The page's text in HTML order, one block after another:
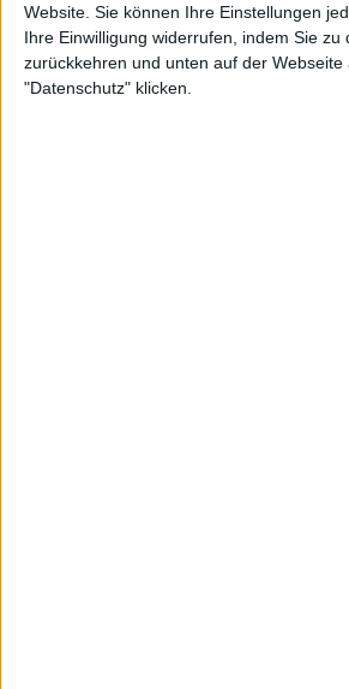
Website. Sie können Ihre Einstellungen
Ihre Einwilligung widerrufen, indem Sie zu
zurückkehren und unten auf der Webseite
"Datenschutz" klicken.